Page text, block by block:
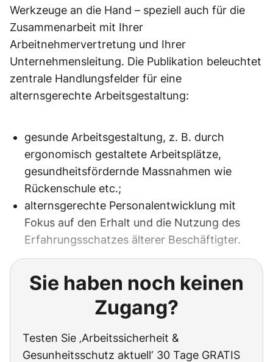
Werkzeuge an die Hand – speziell auch für die
Zusammenarbeit mit Ihrer
Arbeitnehmervertretung und Ihrer
Unternehmensleitung. Die Publikation beleuchtet
zentrale Handlungsfelder für eine
alternsgerechte Arbeitsgestaltung:
gesunde Arbeitsgestaltung, z. B. durch
ergonomisch gestaltete Arbeitsplätze,
gesundheitsfördernde Massnahmen wie
Rückenschule etc.;
alternsgerechte Personalentwicklung mit
Fokus auf den Erhalt und die Nutzung des
Erfahrungsschatzes älterer Beschäftigter.
Sie haben noch keinen
Zugang?
Testen Sie ‚Arbeitssicherheit &
Gesunheitsschutz aktuell‘ 30 Tage GRATIS